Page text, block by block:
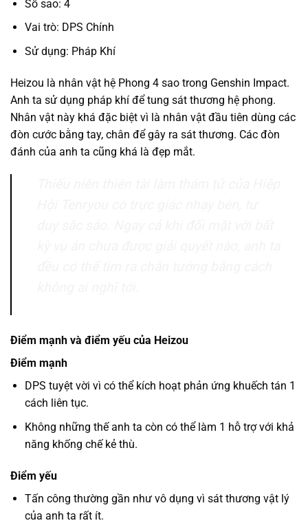
Số sao: 4
Vai trò: DPS Chính
Sử dụng: Pháp Khí
Heizou là nhân vật hệ Phong 4 sao trong Genshin Impact.
Anh ta sử dụng pháp khí để tung sát thương hệ phong.
Nhân vật này khá đặc biệt vì là nhân vật đầu tiên dùng các
đòn cước bằng tay, chân để gây ra sát thương. Các đòn
đánh của anh ta cũng khá là đẹp mắt.
Điểm mạnh và điểm yếu của Heizou
Điểm mạnh
DPS tuyệt vời vì có thể kích hoạt phản ứng khuếch tán 1
cách liên tục.
Không những thế anh ta còn có thể làm 1 hỗ trợ với khả
năng khống chế kẻ thù.
Điểm yếu
Tấn công thường gần như vô dụng vì sát thương vật lý
của anh ta rất ít.